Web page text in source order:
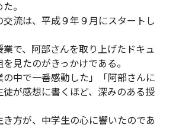
。
流は、平成９年９月にスタートし
で、阿部さんを取り上げたドキュ
見たのがきっかけである。
中で一番感動した」「阿部さんに
徒が感想に書くほど、深みのある授
方が、中学生の心に響いたのであ